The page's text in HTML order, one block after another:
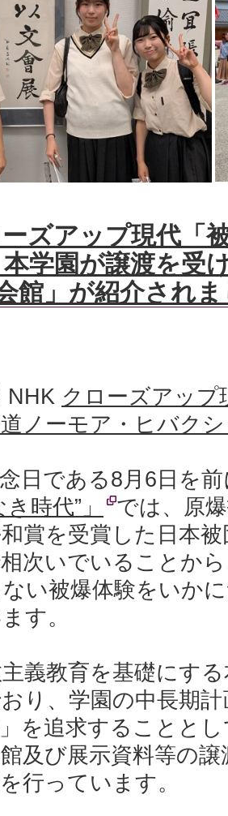
ズアップ現代「
学園が譲渡を受
館」が紹介され
NHK クローズアップ
道ノーモア・ヒバク
日である8月6日を
時代”」
では、原
賞を受賞した日本
次いでいることか
い被爆体験をいか
す。
義教育を基礎にす
り、学園の中長期
を追求することと
及び展示資料等の
行っています。